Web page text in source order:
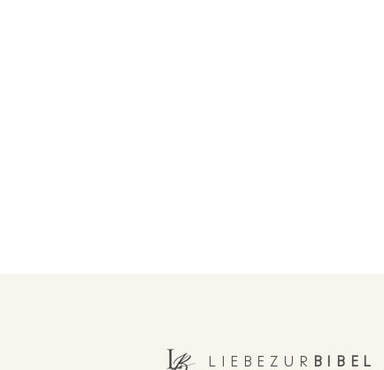
LIEBEZUR BIBEL